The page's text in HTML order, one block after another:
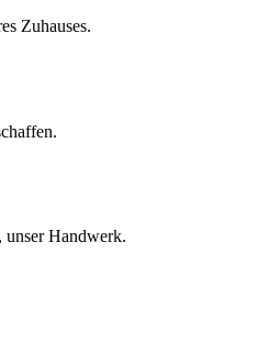
Zuhauses.
unser Handwerk.